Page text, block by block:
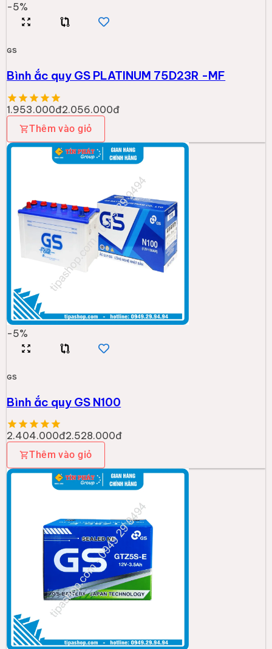
-5%
GS
Bình ắc quy GS PLATINUM 75D23R -MF
1.953.000đ2.056.000đ
Thêm vào giỏ
-5%
GS
Bình ắc quy GS N100
2.404.000đ2.528.000đ
Thêm vào giỏ